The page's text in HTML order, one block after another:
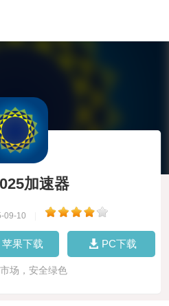
加速器
09-10
苹果下载 PC下载
场，安全绿色